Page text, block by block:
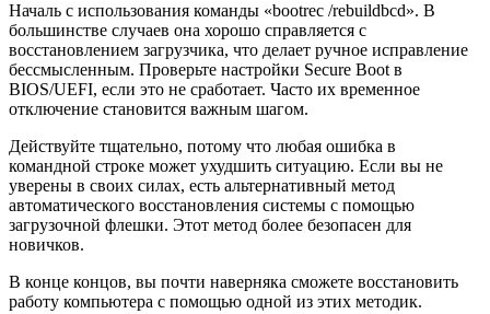
Началь с использования команды «bootrec /rebuildbcd». В
большинстве случаев она хорошо справляется с
восстановлением загрузчика, что делает ручное исправление
бессмысленным. Проверьте настройки Secure Boot в
BIOS/UEFI, если это не сработает. Часто их временное
отключение становится важным шагом.
Действуйте тщательно, потому что любая ошибка в
командной строке может ухудшить ситуацию. Если вы не
уверены в своих силах, есть альтернативный метод
автоматического восстановления системы с помощью
загрузочной флешки. Этот метод более безопасен для
новичков.
В конце концов, вы почти наверняка сможете восстановить
работу компьютера с помощью одной из этих методик.